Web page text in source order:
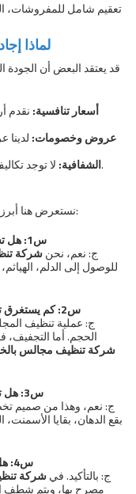
تعقيم شامل للمفروشات،
لماذا
قد يعتقد البعض أن الجودة
أسعار تنافسية: نقدم
عروض وخصومات:
الشفافية:لا توجد تكاليف خفية، السعر المتفق عليه هو ما تدفعه.
نستعرض هنا أبرز الأسئلة التي تصلنا من عملائنا في الخرج والدلم:
س1: هل تشمل خدماتكم مدينة الدلم والمراكز التابعة لها؟
ج: نعم، نحنشركة
للوصول إلى الدلم،
س2: كم يستغرق تنظيف مجلس أو كنب بالبخار؟ وهل يجف فوراً؟
ج: عملية تنظيف
الحجم. أما
شركة تنظيف مجالس
س3: هل تقومون بتنظيف الفلل الجديدة "بعد التشطيب"؟
ج: نعم، وهذا من صميم
بقع الدهان، بقايا
س4: هل المواد المستخدمة في تنظيف الخزانات آمنة؟
ج: بالتأكيد. فيشركة
مصرح بها، ويتم شطف